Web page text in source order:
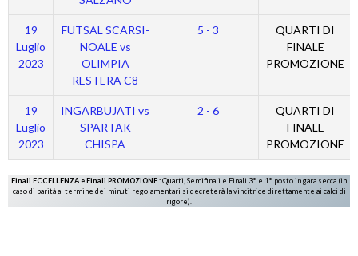
19
Luglio
2023
FUTSAL SCARSI-
NOALE vs
OLIMPIA
RESTERA C8
5 - 3
QUARTI DI
FINALE
PROMOZIONE
19
Luglio
2023
INGARBUJATI vs
SPARTAK
CHISPA
2 - 6
QUARTI DI
FINALE
PROMOZIONE
Finali ECCELLENZA e Finali PROMOZIONE :Quarti, Semifinali e Finali 3° e 1° posto in gara secca (in
caso di parità al termine dei minuti regolamentari si decreterà la vincitrice direttamente ai calci di
rigore).